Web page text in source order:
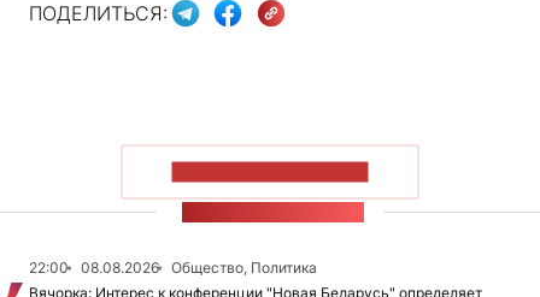
ПОДЕЛИТЬСЯ:
22:00 08.08.2026
Общество, Политика
Вячорка: Интерес к конференции "Новая Беларусь" определяет